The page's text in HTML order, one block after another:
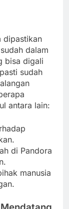
dipastikan
dalam
bisa digali
sudah
antara lain:
di Pandora
manusia